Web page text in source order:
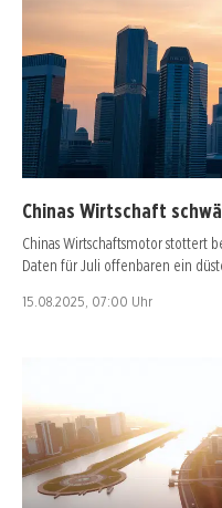
Chinas Wirtschaft
Chinas Wirtschaftsmotor stottert
Daten für Juli offenbaren ein
15.08.2025, 07:00 Uhr